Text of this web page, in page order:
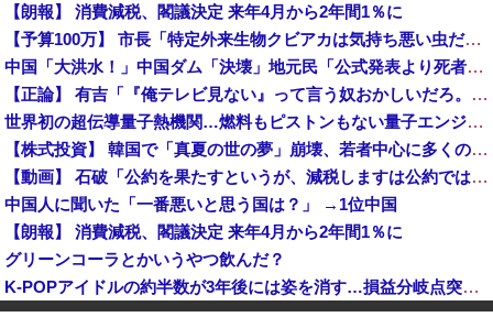
【朗報】 消費減税、閣議決定 来年4月から2年間1％に
【予算100万】 市長「特定外来生物クビアカは気持ち悪い虫だしそんな需要ないと思う」1匹300円相当の報奨金→初日に42万取られ焦り
中国「大洪水！」中国ダム「決壊」地元民「公式発表より死者多い！」中国政府「住民拘束！（安否不明」中国当局「救助隊動画も削除」台風13号「三峡ダム接近中」→
【正論】 有吉「『俺テレビ見ない』って言う奴おかしいだろ。団子屋で『団子食べない』って言うか？」
世界初の超伝導量子熱機関…燃料もピストンもない量子エンジンが回った！
【株式投資】 韓国で「真夏の世の夢」崩壊、若者中心に多くの人が「人生オワタ」―中国メディア
【動画】 石破「公約を果たすというが、減税しますは公約ではない。検討を加速するというのが公約だ」
中国人に聞いた「一番悪いと思う国は？」 →1位中国
【朗報】 消費減税、閣議決定 来年4月から2年間1％に
グリーンコーラとかいうやつ飲んだ？
K-POPアイドルの約半数が3年後には姿を消す…損益分岐点突破は4％未満
韓国型イージス搭載の次世代駆逐艦「KDDX」1番艦…2032年竣工と公示！